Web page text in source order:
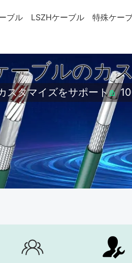
ブル LSZHケーブル
特殊ケー
ーブルのカ
スタマイズをサポート